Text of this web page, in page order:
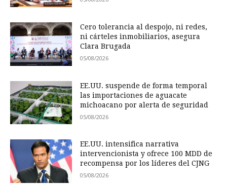
Cero tolerancia al despojo, ni redes,
ni cárteles inmobiliarios, asegura
Clara Brugada
05/08/2026
EE.UU. suspende de forma temporal
las importaciones de aguacate
michoacano por alerta de seguridad
05/08/2026
EE.UU. intensifica narrativa
intervencionista y ofrece 100 MDD de
recompensa por los líderes del CJNG
05/08/2026